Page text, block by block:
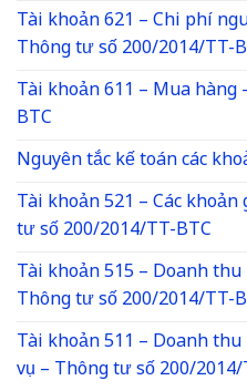
Tài khoản 621 – Chi phí
Thông tư số 200/2014/TT-
Tài khoản 611 – Mua
BTC
Nguyên tắc kế toán các
Tài khoản 521 – Các
tư số 200/2014/TT-BTC
Tài khoản 515 – Doanh
Thông tư số 200/2014/TT-
Tài khoản 511 – Doanh
vụ – Thông tư số 200/